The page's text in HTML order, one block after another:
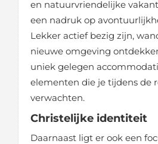
en natuurvriendelijke
een nadruk op
Lekker actief bezig zijn,
nieuwe omgeving
uniek gelegen
elementen die je tijdens de
verwachten.
Christelijke identiteit
Daarnaast ligt er ook een